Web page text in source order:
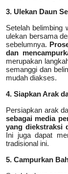
3. Ulekan Daun
Setelah belimbing
ulekan bersama
sebelumnya.
dan
merupakan
semanggi dan
mudah diakses.
4. Siapkan Arak
Persiapkan arak
sebagai media
yang diekstraksi
Ini juga dapat
tradisional ini.
5. Campurkan